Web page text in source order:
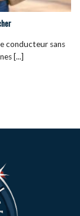
conducteur sans
[...]